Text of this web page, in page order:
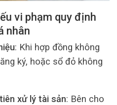
vi phạm quy định
nhân
: Khi hợp đồng không
ký, hoặc sổ đỏ không
xử lý tài sản: Bên cho